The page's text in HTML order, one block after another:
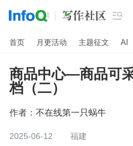

首页 月更活动 主题征文 AI
商品中心—商品可
档（二）
作者： 不在线第一只蜗牛
2025-06-12
福建